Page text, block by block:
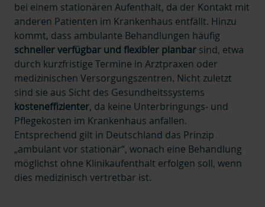
bei einem stationären Aufenthalt, da der Kontakt mit
anderen Patienten im Krankenhaus entfällt. Hinzu
kommt, dass ambulante Behandlungen häufig
schneller verfügbar und flexibler planbar sind, etwa
durch kurzfristige Termine in Arztpraxen oder
medizinischen Versorgungszentren. Nicht zuletzt
sind sie aus Sicht des Gesundheitssystems
kosteneffizienter, da keine Unterbringungs- und
Pflegekosten im Krankenhaus anfallen.
Entsprechend gilt in Deutschland das Prinzip
„ambulant vor stationär“, wonach eine Behandlung
möglichst ohne Klinikaufenthalt erfolgen soll, wenn
dies medizinisch vertretbar ist.